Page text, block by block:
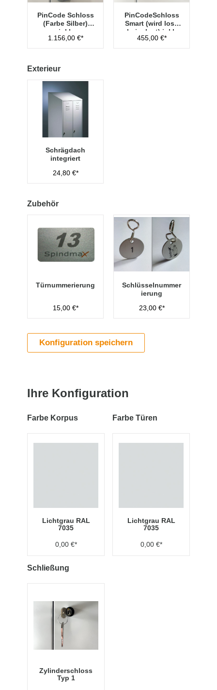
PinCode Schloss
(Farbe Silber)
inkl.
Hauptschlüssel
Typ 1
1.156,00 €*
PinCodeSchloss
Smart (wird lose
beigelegt) inkl.
Managementschl
üssel
455,00 €*
Exterieur
Schrägdach
integriert
24,80 €*
Zubehör
Türnummerierung
15,00 €*
Schlüsselnummer
ierung
23,00 €*
Konfiguration speichern
Ihre Konfiguration
Farbe Korpus
Lichtgrau RAL
7035
0,00 €*
Farbe Türen
Lichtgrau RAL
7035
0,00 €*
Schließung
Zylinderschloss
Typ 1